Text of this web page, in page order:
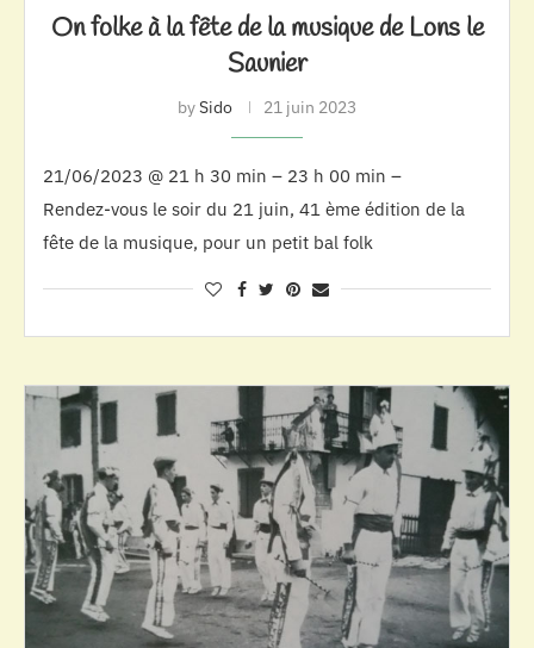
On folke à la fête de la musique de Lons le
Saunier
bySido 21 juin 2023
21/06/2023 @ 21 h 30 min – 23 h 00 min –
Rendez-vous le soir du 21 juin, 41 ème édition de la
fête de la musique, pour un petit bal folk